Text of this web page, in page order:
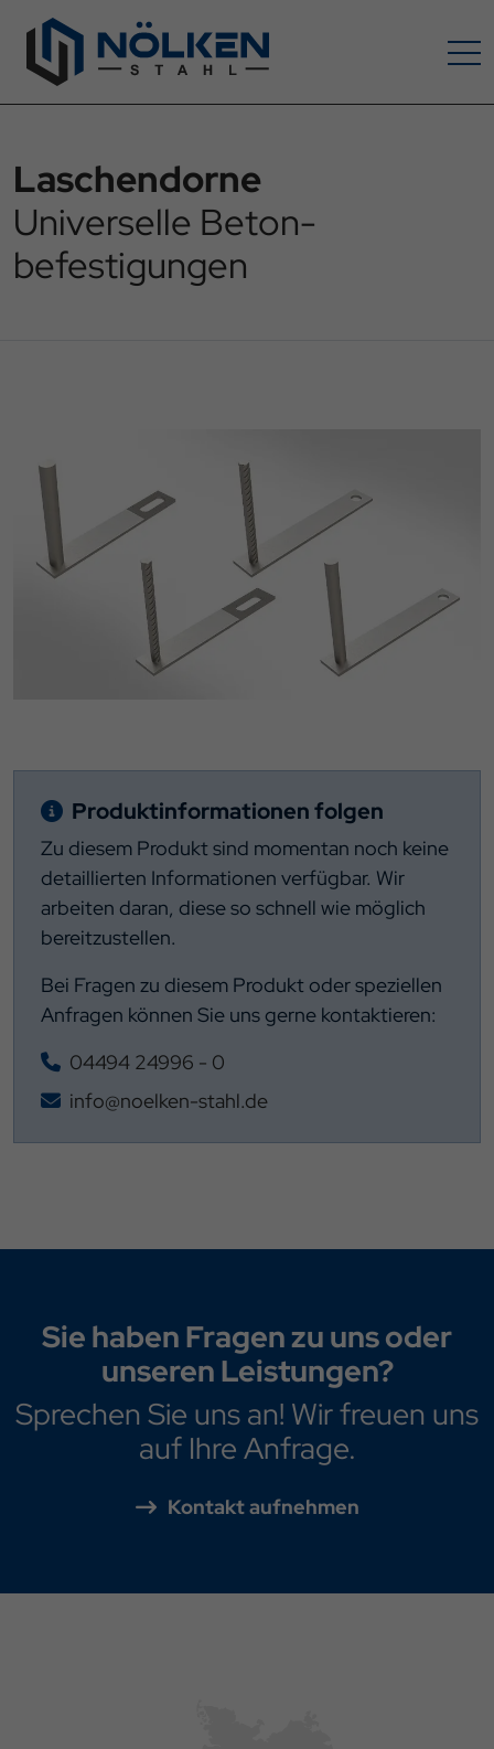
Laschendorne
Universelle Beton­
befestigungen
Produktinformationen folgen
Zu diesem Produkt sind momentan noch keine
detaillierten Informationen verfügbar. Wir
arbeiten daran, diese so schnell wie möglich
bereitzustellen.
Bei Fragen zu diesem Produkt oder speziellen
Anfragen können Sie uns gerne kontaktieren:
04494 24996 - 0
info@noelken-stahl.de
Sie haben Fragen zu uns oder
unseren Leistungen?
Sprechen Sie uns an! Wir freuen uns
auf Ihre Anfrage.
Kontakt aufnehmen